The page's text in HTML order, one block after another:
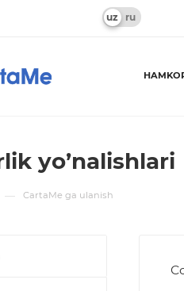
yo’nalishlari
— CartaMe ga ulanish